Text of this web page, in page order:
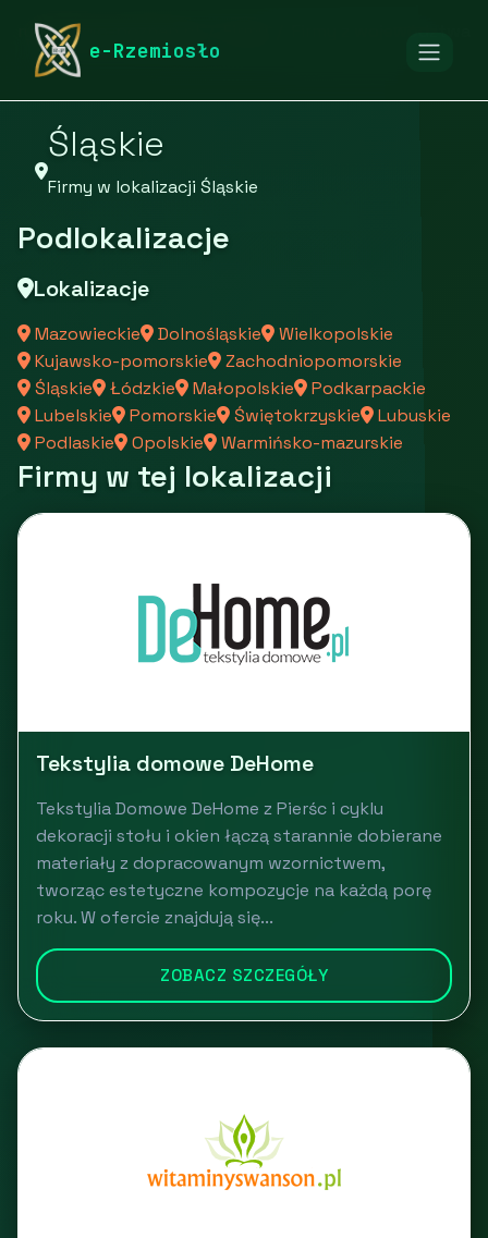
e-Rzemiosło
rymarstwo-poznan.pl
Śląskie
Firmy w lokalizacji Śląskie
Podlokalizacje
Lokalizacje
Mazowieckie Dolnośląskie
Wielkopolskie
Kujawsko-pomorskie
Zachodniopomorskie
Śląskie
Łódzkie Małopolskie
Podkarpackie
Lubelskie
Pomorskie Świętokrzyskie
Lubuskie
Podlaskie
Opolskie Warmińsko-mazurskie
Firmy w tej lokalizacji
Tekstylia domowe DeHome
Tekstylia Domowe DeHome z Pierśc i cyklu
dekoracji stołu i okien łączą starannie dobierane
materiały z dopracowanym wzornictwem,
tworząc estetyczne kompozycje na każdą porę
roku. W ofercie znajdują się...
ZOBACZ SZCZEGÓŁY